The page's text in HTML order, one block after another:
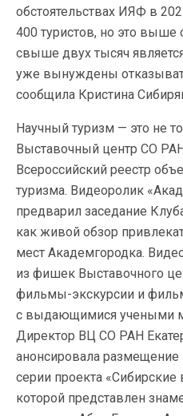
обстоятельствах ИЯФ в
400 туристов, но это выше
свыше двух тысяч
уже вынуждены
сообщила Кристина
Научный туризм — это не
Выставочный центр СО
Всероссийский реестр
туризма. Видеоролик
предварил заседание
как живой обзор
мест Академгородка.
из фишек Выставочного
фильмы-экскурсии и
с выдающимися учеными
Директор ВЦ СО РАН
анонсировала размещение
серии проекта «Сибирские
которой представлен